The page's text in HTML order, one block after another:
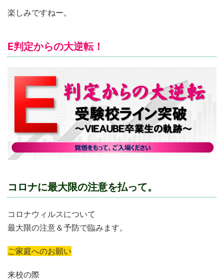
楽しみですねー。
E判定からの大逆転！
コロナに最大限の注意を払って。
コロナウィルスについて
最大限の注意＆予防で臨みます。
ご家庭へのお願い
来校の際